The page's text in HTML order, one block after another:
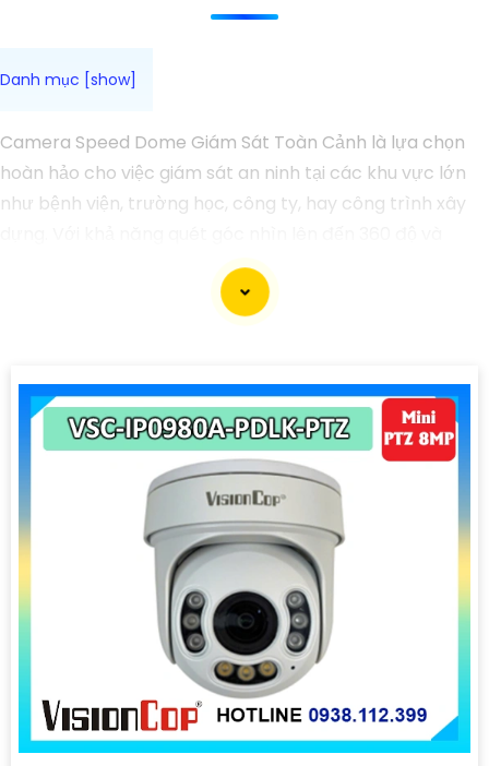
Camera Speed Dome Giám Sát Toàn Cảnh là lựa chọn
hoàn hảo cho việc giám sát an ninh tại các khu vực lớn
như bệnh viện, trường học, công ty, hay công trình xây
zoom quang học mạnh mẽ, bạn có thể dễ dàng giám sát
toàn bộ khu vực một cách chi tiết và chính xác. Camera
còn tích hợp nhiều tính năng thông minh như nhận diện
lượng cao, giúp bạn bảo vệ tài sản và người thân một
cách hiệu quả. Với thiết kế chắc chắn và khả năng hoạt
động ổn định, Camera Speed Dome Giám Sát Toàn Cảnh
đáng để bạn cân nhắc khi cần một giải pháp an ninh